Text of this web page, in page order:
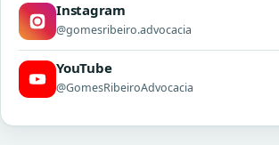
Instagram
@gomesribeiro.advocacia
YouTube
@GomesRibeiroAdvocacia